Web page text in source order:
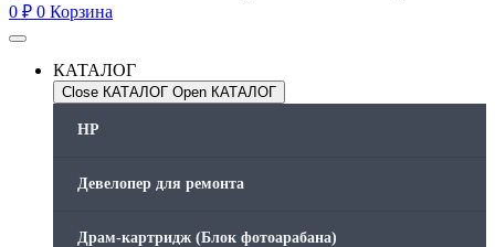
0 ₽ 0 Корзина
КАТАЛОГ
Close КАТАЛОГ Open КАТАЛОГ
HP
Девелопер для ремонта
Драм-картридж (Блок фотоарабана)